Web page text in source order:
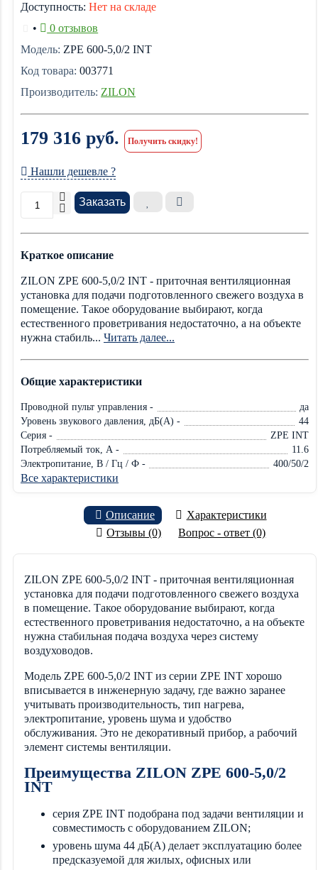
Доступность: Нет на складе
•
0 отзывов
Модель: ZPE 600-5,0/2 INT
Код товара: 003771
Производитель: ZILON
179 316 руб. Получить скидку!
Нашли дешевле ?
Заказать
Краткое описание
ZILON ZPE 600-5,0/2 INT - приточная вентиляционная
установка для подачи подготовленного свежего воздуха в
помещение. Такое оборудование выбирают, когда
естественного проветривания недостаточно, а на объекте
нужна стабиль... Читать далее...
Общие характеристики
Проводной пульт управления -
да
Уровень звукового давления, дБ(А) -
44
Серия -
ZPE INT
Потребляемый ток, А -
11.6
Электропитание, В / Гц / Ф -
400/50/2
Все характеристики
Описание
Характеристики
Отзывы (0)
Вопрос - ответ (0)
ZILON ZPE 600-5,0/2 INT - приточная вентиляционная
установка для подачи подготовленного свежего воздуха
в помещение. Такое оборудование выбирают, когда
естественного проветривания недостаточно, а на объекте
нужна стабильная подача воздуха через систему
воздуховодов.
Модель ZPE 600-5,0/2 INT из серии ZPE INT хорошо
вписывается в инженерную задачу, где важно заранее
учитывать производительность, тип нагрева,
электропитание, уровень шума и удобство
обслуживания. Это не декоративный прибор, а рабочий
элемент системы вентиляции.
Преимущества ZILON ZPE 600-5,0/2
INT
серия ZPE INT подобрана под задачи вентиляции и
совместимость с оборудованием ZILON;
уровень шума 44 дБ(А) делает эксплуатацию более
предсказуемой для жилых, офисных или